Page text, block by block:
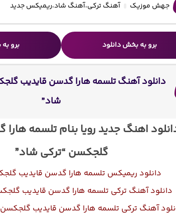
جهش موزیک آهنگ ترکی،آهنگ شاد،ریمیکس جدید
برو به بخش دانلود برو
دانلود آهنگ تلسمه هارا گدسن قایدیب
شاد”
اهنگ جدید رویا بنام تلسمه
گلجکسن “ترکی شاد”
دانلود ریمیکس تلسمه هارا گدسن قایدیب
دانلود آهنگ ترکی تلسمه هارا گدسن قایدیب
آهنگ ترکی تلسمه هارا گدسن قایدیب